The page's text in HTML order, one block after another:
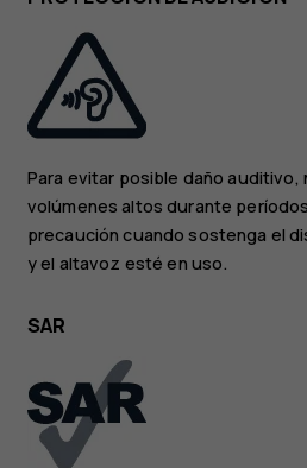
Para evitar posible daño auditivo,
volúmenes altos durante
precaución cuando sostenga el
y el altavoz esté en uso.
SAR